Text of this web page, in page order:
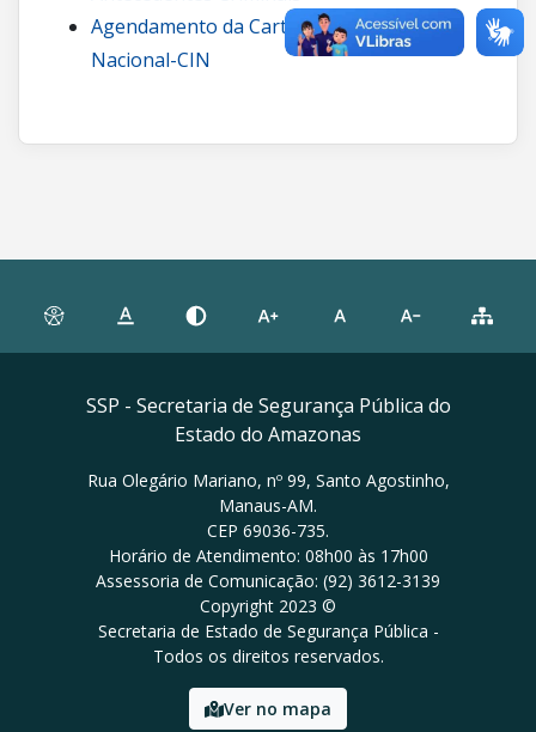
Agendamento da Carteira de Identidade
Nacional-CIN
SSP - Secretaria de Segurança Pública do
Estado do Amazonas
Rua Olegário Mariano, nº 99, Santo Agostinho,
Manaus-AM.
CEP 69036-735.
Horário de Atendimento: 08h00 às 17h00
Assessoria de Comunicação: (92) 3612-3139
Copyright 2023 ©
Secretaria de Estado de Segurança Pública -
Todos os direitos reservados.
Ver no mapa